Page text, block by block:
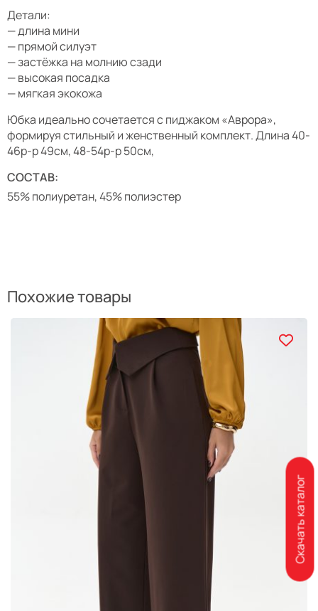
Детали:
— длина мини
— прямой силуэт
— застёжка на молнию сзади
— высокая посадка
— мягкая экокожа
Юбка идеально сочетается с пиджаком «Аврора»,
формируя стильный и женственный комплект. Длина 40-
46р-р 49см, 48-54р-р 50см,
СОСТАВ:
55% полиуретан, 45% полиэстер
Похожие товары
Скачать каталог